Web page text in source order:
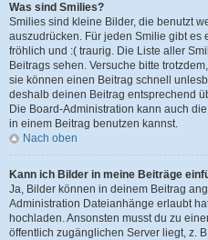
Was sind Smilies?
Smilies sind kleine Bilder, die benutzt
auszudrücken. Für jeden Smilie gibt es
fröhlich und :( traurig. Die Liste aller
Beitrags sehen. Versuche bitte
sie können einen Beitrag schnell
deshalb deinen Beitrag entsprechend
Die Board-Administration kann auch
in einem Beitrag benutzen kannst.
Nach oben
Kann ich Bilder in meine Beiträge
Ja, Bilder können in deinem Beitrag
Administration Dateianhänge erlaubt
hochladen. Ansonsten musst du zu
öffentlich zugänglichen Server liegt, z.